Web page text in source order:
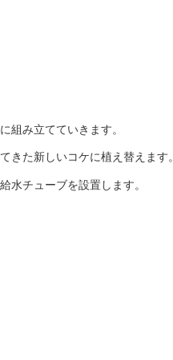
組み立てていきます。
きた新しいコケに植え替えます。
水チューブを設置します。